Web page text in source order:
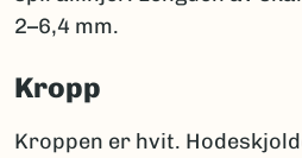
2–6,4 mm.
Kropp
Kroppen er hvit.